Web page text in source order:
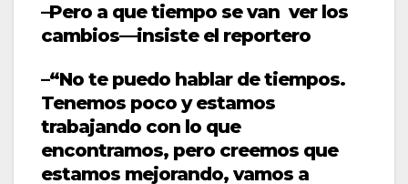
–Pero a que tiempo se van ver los
cambios—insiste el reportero
–“No te puedo hablar de tiempos.
Tenemos poco y estamos
trabajando con lo que
encontramos, pero creemos que
estamos mejorando, vamos a